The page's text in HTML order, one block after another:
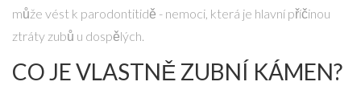
může vést k parodontitidě - nemoci, která je hlavní příčinou
ztráty zubů u dospělých.
CO JE VLASTNĚ ZUBNÍ KÁMEN?